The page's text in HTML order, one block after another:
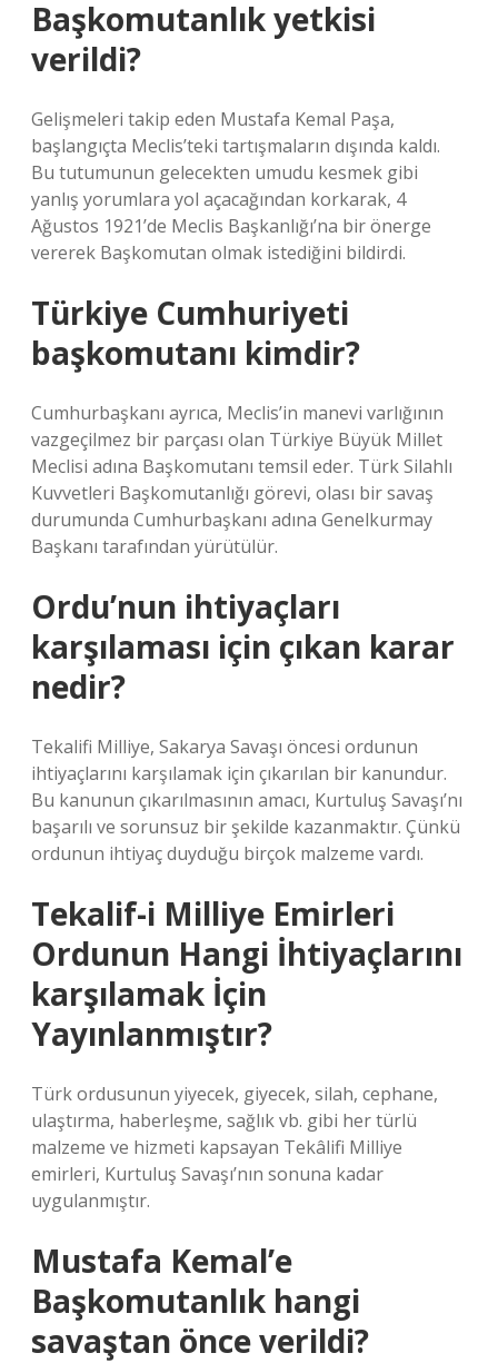
Başkomutanlık yetkisi
verildi?
Gelişmeleri takip eden Mustafa Kemal Paşa,
başlangıçta Meclis’teki tartışmaların dışında kaldı.
Bu tutumunun gelecekten umudu kesmek gibi
yanlış yorumlara yol açacağından korkarak, 4
Ağustos 1921’de Meclis Başkanlığı’na bir önerge
vererek Başkomutan olmak istediğini bildirdi.
Türkiye Cumhuriyeti
başkomutanı kimdir?
Cumhurbaşkanı ayrıca, Meclis’in manevi varlığının
vazgeçilmez bir parçası olan Türkiye Büyük Millet
Meclisi adına Başkomutanı temsil eder. Türk Silahlı
Kuvvetleri Başkomutanlığı görevi, olası bir savaş
durumunda Cumhurbaşkanı adına Genelkurmay
Başkanı tarafından yürütülür.
Ordu’nun ihtiyaçları
karşılaması için çıkan karar
nedir?
Tekalifi Milliye, Sakarya Savaşı öncesi ordunun
ihtiyaçlarını karşılamak için çıkarılan bir kanundur.
Bu kanunun çıkarılmasının amacı, Kurtuluş Savaşı’nı
başarılı ve sorunsuz bir şekilde kazanmaktır. Çünkü
ordunun ihtiyaç duyduğu birçok malzeme vardı.
Tekalif-i Milliye Emirleri
Ordunun Hangi İhtiyaçlarını
karşılamak İçin
Yayınlanmıştır?
Türk ordusunun yiyecek, giyecek, silah, cephane,
ulaştırma, haberleşme, sağlık vb. gibi her türlü
malzeme ve hizmeti kapsayan Tekâlifi Milliye
emirleri, Kurtuluş Savaşı’nın sonuna kadar
uygulanmıştır.
Mustafa Kemal’e
Başkomutanlık hangi
savaştan önce verildi?